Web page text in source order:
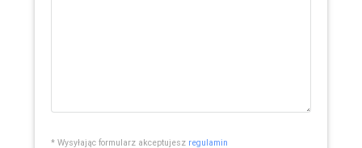
* Wysyłając formularz akceptujesz regulamin